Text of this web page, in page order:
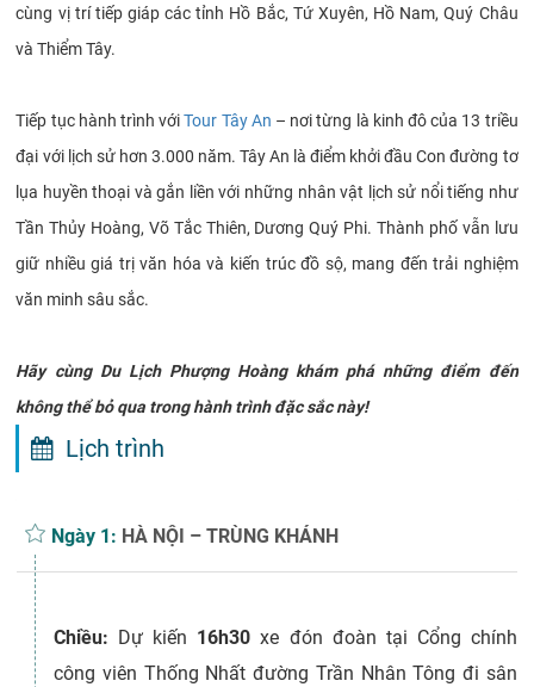
cùng vị trí tiếp giáp các tỉnh Hồ Bắc, Tứ Xuyên, Hồ Nam, Quý Châu
và Thiểm Tây.
Tiếp tục hành trình vớiTour Tây An – nơi từng là kinh đô của 13 triều
đại với lịch sử hơn 3.000 năm. Tây An là điểm khởi đầu Con đường tơ
lụa huyền thoại và gắn liền với những nhân vật lịch sử nổi tiếng như
Tần Thủy Hoàng, Võ Tắc Thiên, Dương Quý Phi. Thành phố vẫn lưu
giữ nhiều giá trị văn hóa và kiến trúc đồ sộ, mang đến trải nghiệm
văn minh sâu sắc.
Hãy cùng Du Lịch Phượng Hoàng khám phá những điểm đến
không thể bỏ qua trong hành trình đặc sắc này!
Lịch trình
Ngày 1: HÀ NỘI – TRÙNG KHÁNH
Chiều: Dự kiến 16h30 xe đón đoàn tại Cổng chính
công viên Thống Nhất đường Trần Nhân Tông đi sân